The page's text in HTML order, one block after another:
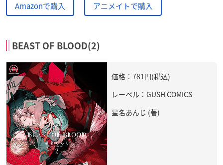
Amazonで購入 アニメイトで購入
BEAST OF BLOOD(2)
価格：781円(税込)
レーベル：GUSH COMICS
星名あんじ (著)